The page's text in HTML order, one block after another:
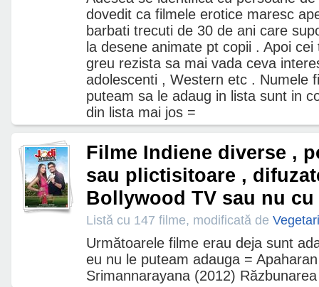
dovedit ca filmele erotice maresc
barbati trecuti de 30 de ani care
la desene animate pt copii . Apoi
greu rezista sa mai vada ceva
adolescenti , Western etc . Numele
puteam sa le adaug in lista sunt in
din lista mai jos =
Filme Indiene diverse ,
sau plictisitoare ,
Bollywood TV sau nu
Listă cu 147 filme, modificată de
Următoarele filme erau deja sunt
eu nu le puteam adauga =
Srimannarayana (2012)